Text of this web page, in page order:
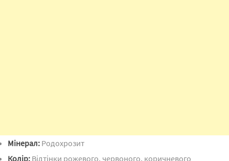
Мінерал: Родохрозит
Колір: Відтінки рожевого, червоного, коричневого